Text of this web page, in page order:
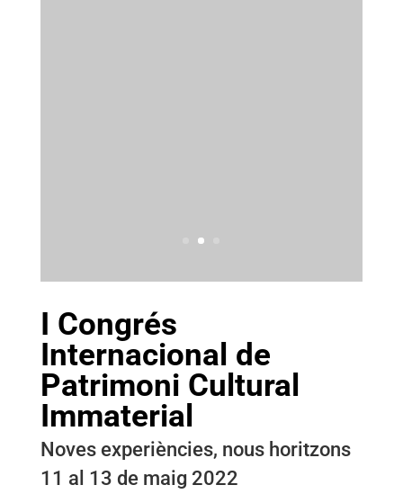
I Congrés
Internacional de
Patrimoni Cultural
Immaterial
Noves experiències, nous horitzons
11 al 13 de maig 2022